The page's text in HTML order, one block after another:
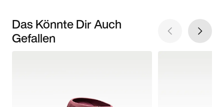
Das Könnte Dir Auch
Gefallen